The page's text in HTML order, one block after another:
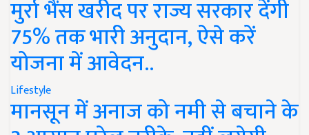
मुर्रा भैंस खरीद पर राज्य सरकार देंगी
75% तक भारी अनुदान, ऐसे करें
योजना में आवेदन..
Lifestyle
मानसून में अनाज को नमी से बचाने के